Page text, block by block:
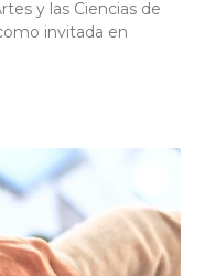
y las Ciencias de
invitada en